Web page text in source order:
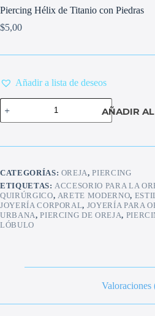
Piercing Hélix de Titanio con Piedras
$5,00
Añadir a lista de deseos
Piercing
Hélix
de
con
AÑADIR
CATEGORÍAS: OREJA,PIERCING
ETIQUETAS: ACCESORIO PARA LA
QUIRÚRGICO, ARETE MODERNO,
JOYERÍA CORPORAL, JOYERÍA PARA
URBANA,PIERCING DE OREJA,
LÓBULO
Valoraciones